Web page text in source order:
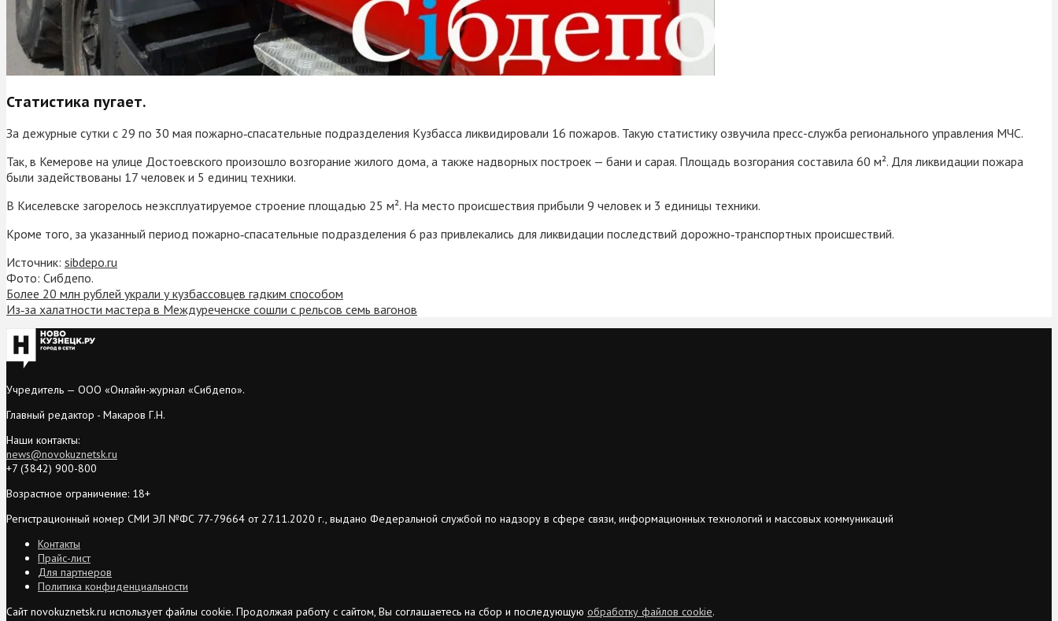
Статистика пугает.
За дежурные сутки с 29 по 30 мая пожарно‑спасательные подразделения Кузбасса ликвидировали 16 пожаров. Такую статистику озвучила пресс-служба регионального управления МЧС.
Так, в Кемерове на улице Достоевского произошло возгорание жилого дома, а также надворных построек — бани и сарая. Площадь возгорания составила 60 м². Для ликвидации пожара
были задействованы 17 человек и 5 единиц техники.
В Киселевске загорелось неэксплуатируемое строение площадью 25 м². На место происшествия прибыли 9 человек и 3 единицы техники.
Кроме того, за указанный период пожарно‑спасательные подразделения 6 раз привлекались для ликвидации последствий дорожно‑транспортных происшествий.
Источник: sibdepo.ru
Фото: Сибдепо.
Более 20 млн рублей украли у кузбассовцев гадким способом
Из‑за халатности мастера в Междуреченске сошли с рельсов семь вагонов
Учредитель — ООО «Онлайн-журнал «Сибдепо».
Главный редактор - Макаров Г.Н.
Наши контакты:
news@novokuznetsk.ru
+7 (3842) 900-800
Возрастное ограничение: 18+
Регистрационный номер СМИ ЭЛ №ФС 77-79664 от 27.11.2020 г., выдано Федеральной службой по надзору в сфере связи, информационных технологий и массовых коммуникаций
Контакты
Прайс-лист
Для партнеров
Политика конфиденциальности
Сайт novokuznetsk.ru использует файлы cookie. Продолжая работу с сайтом, Вы соглашаетесь на сбор и последующую обработку файлов cookie.